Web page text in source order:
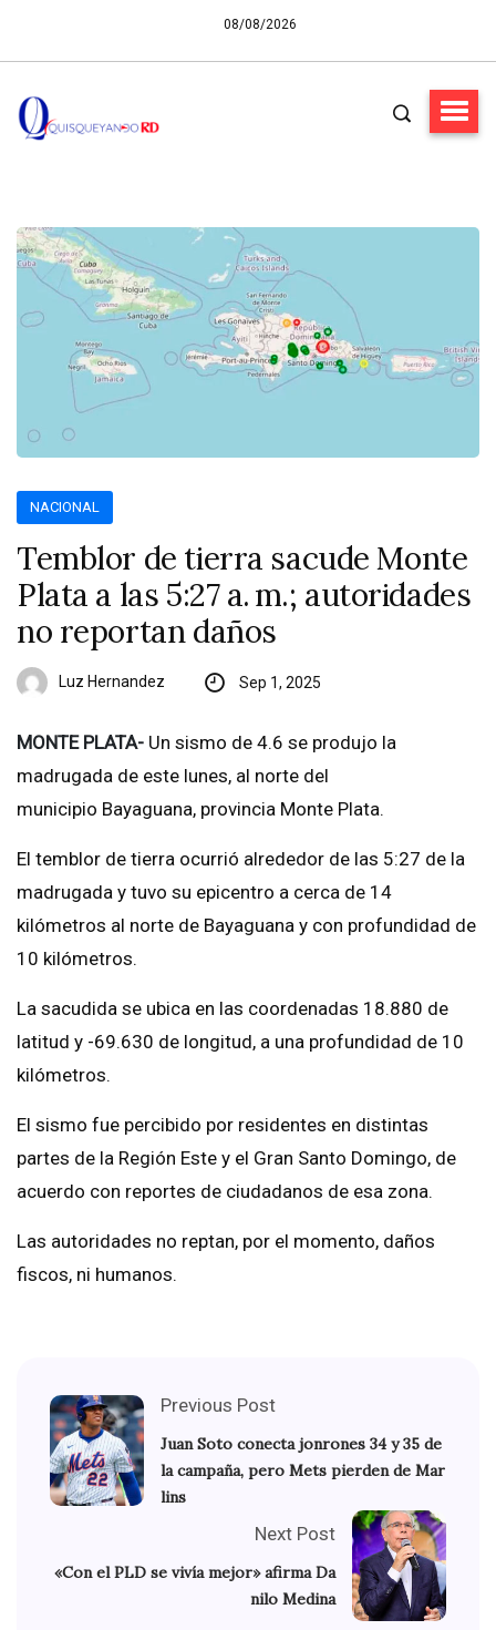
08/08/2026
NACIONAL
Temblor de tierra sacude Monte
Plata a las 5:27 a. m.; autoridades
no reportan daños
Luz Hernandez Sep 1, 2025
MONTE PLATA- Un sismo de 4.6 se produjo la
madrugada de este lunes, al norte del
municipio Bayaguana, provincia Monte Plata.
El temblor de tierra ocurrió alrededor de las 5:27 de la
madrugada y tuvo su epicentro a cerca de 14
kilómetros al norte de Bayaguana y con profundidad de
10 kilómetros.
La sacudida se ubica en las coordenadas 18.880 de
latitud y -69.630 de longitud, a una profundidad de 10
kilómetros.
El sismo fue percibido por residentes en distintas
partes de la Región Este y el Gran Santo Domingo, de
acuerdo con reportes de ciudadanos de esa zona.
Las autoridades no reptan, por el momento, daños
fiscos, ni humanos.
Previous Post
Juan Soto conecta jonrones 34 y 35 de
la campaña, pero Mets pierden de Mar
lins
Next Post
«Con el PLD se vivía mejor» afirma Da
nilo Medina